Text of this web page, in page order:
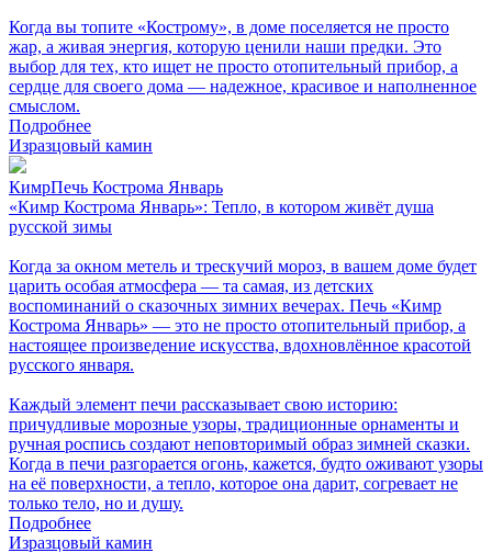
Когда вы топите «Кострому», в доме поселяется не просто
жар, а живая энергия, которую ценили наши предки. Это
выбор для тех, кто ищет не просто отопительный прибор, а
сердце для своего дома — надежное, красивое и наполненное
смыслом.
Подробнее
Изразцовый камин
КимрПечь Кострома Январь
«Кимр Кострома Январь»: Тепло, в котором живёт душа
русской зимы
Когда за окном метель и трескучий мороз, в вашем доме будет
царить особая атмосфера — та самая, из детских
воспоминаний о сказочных зимних вечерах. Печь «Кимр
Кострома Январь» — это не просто отопительный прибор, а
настоящее произведение искусства, вдохновлённое красотой
русского января.
Каждый элемент печи рассказывает свою историю:
причудливые морозные узоры, традиционные орнаменты и
ручная роспись создают неповторимый образ зимней сказки.
Когда в печи разгорается огонь, кажется, будто оживают узоры
на её поверхности, а тепло, которое она дарит, согревает не
только тело, но и душу.
Подробнее
Изразцовый камин